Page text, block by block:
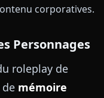
corporatives.
Personnages
roleplay de
mémoire